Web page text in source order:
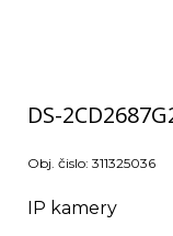
DS-
Obj. čislo: 311325036
IP kamery